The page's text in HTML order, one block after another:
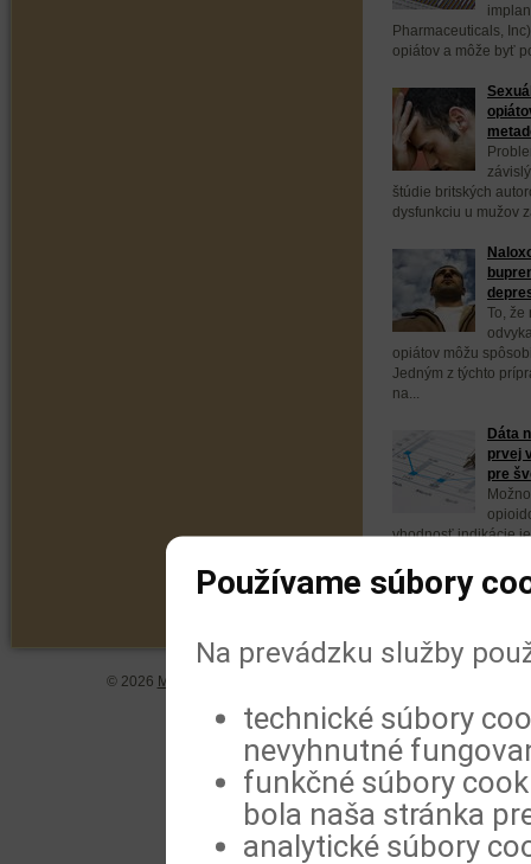
Pharmaceuticals,
opiátov a môže byť
štúdie britských
dysfunkciu u mužov
To, že
opiátov môžu
Jedným z týchto
na...
Dáta
prvej
pre
vhodnosť indikácie
© 2026 MeDitorial
Používame súbory
Na prevádzku služby
technické súbory
nevyhnutné
funkčné súbory
bola naša stránka
analytické súbory